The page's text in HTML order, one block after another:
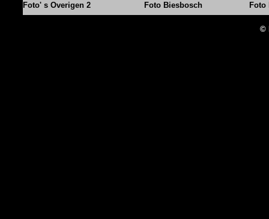
Foto' s Overigen 2 Foto Biesbosch Foto
©